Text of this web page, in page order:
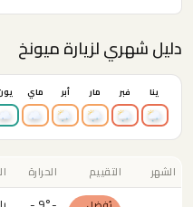
دليل شهري لزيارة ميونخ
ينا فبر مار أبر ماي
الشهر التقييم الحرارة